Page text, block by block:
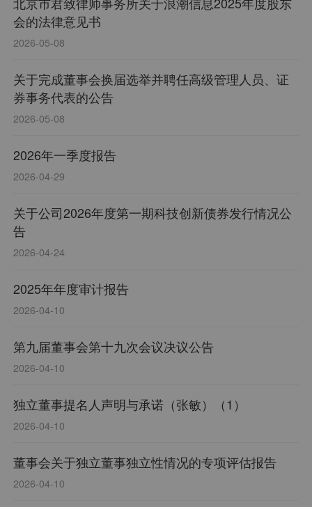
会的法律意见书
2026-05-08
关于完成董事会换届选举并聘任高级管理人员、证
券事务代表的公告
2026-05-08
2026年一季度报告
2026-04-29
关于公司2026年度第一期科技创新债券发行情况公
告
2026-04-24
2025年年度审计报告
2026-04-10
第九届董事会第十九次会议决议公告
2026-04-10
独立董事提名人声明与承诺（张敏）（1）
2026-04-10
董事会关于独立董事独立性情况的专项评估报告
2026-04-10